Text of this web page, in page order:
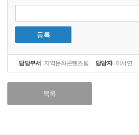
등록
담당부서 :지역문화콘텐츠팀 담당자: 이서연
목록